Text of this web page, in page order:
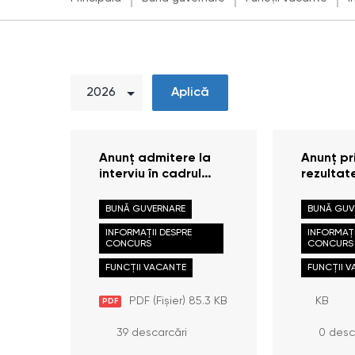
Aplică
Anunț admitere la
interviu în cadrul
ocuparea funcției
publice: Consultant
principal /
Consultantă
principală, Direcția
drepturilor omului și
PDF PDF (Fișier) 85.3 KB
BUNĂ GUVERNARE
INFORMAȚII DESPRE
CONCURS
FUNCȚII VACANTE
39 descarcări
Anunț
publice
/
KB
BUNĂ
CONCURS
FUNCȚII
0